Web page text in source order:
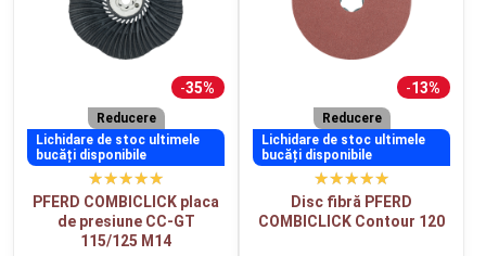
35%
Reducere
Lichidare de stoc ultimele
bucăți disponibile
PFERD COMBICLICK placa
de presiune CC-GT
115/125 M14
13%
Reducere
Lichidare de stoc ultimele
bucăți disponibile
Disc fibră PFERD
COMBICLICK Contour 120